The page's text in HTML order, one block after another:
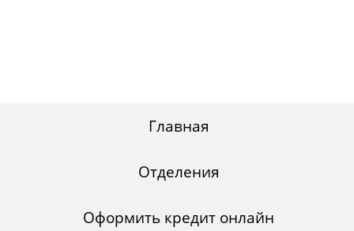
Главная
Отделения
Оформить кредит онлайн